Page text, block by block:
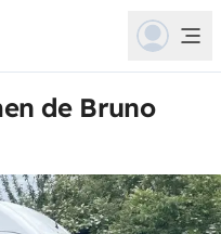
de Bruno